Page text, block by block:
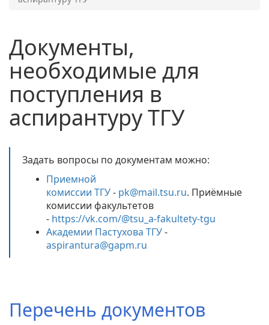
Документы,
необходимые для
поступления в
аспирантуру ТГУ
Задать вопросы по документам можно:
Приемной
комиссии ТГУ- pk@mail.tsu.ru. Приёмные
комиссии факультетов
- https://vk.com/@tsu_a-fakultety-tgu
Академии Пастухова ТГУ-
aspirantura@gapm.ru
Перечень документов